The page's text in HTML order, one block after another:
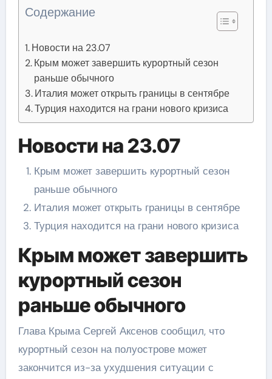
Содержание
Новости на 23.07
Крым может завершить курортный сезон
раньше обычного
Италия может открыть границы в сентябре
Турция находится на грани нового кризиса
Новости на 23.07
Крым может завершить курортный сезон
раньше обычного
Италия может открыть границы в сентябре
Турция находится на грани нового кризиса
Крым может завершить
курортный сезон
раньше обычного
Глава Крыма Сергей Аксенов сообщил, что
курортный сезон на полуострове может
закончится из-за ухудшения ситуации с